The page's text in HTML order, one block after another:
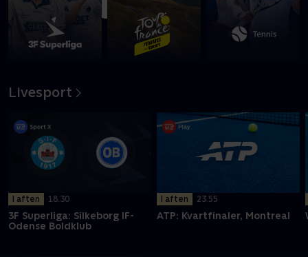
Livesport
I aften 18.30
3F Superliga: Silkeborg IF-
Odense Boldklub
I aften 23.55
ATP: Kvartfinaler, Montreal